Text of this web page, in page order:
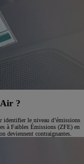
?
identifier le niveau d’émissions
à Faibles Émissions (ZFE) en
deviennent contraignantes.